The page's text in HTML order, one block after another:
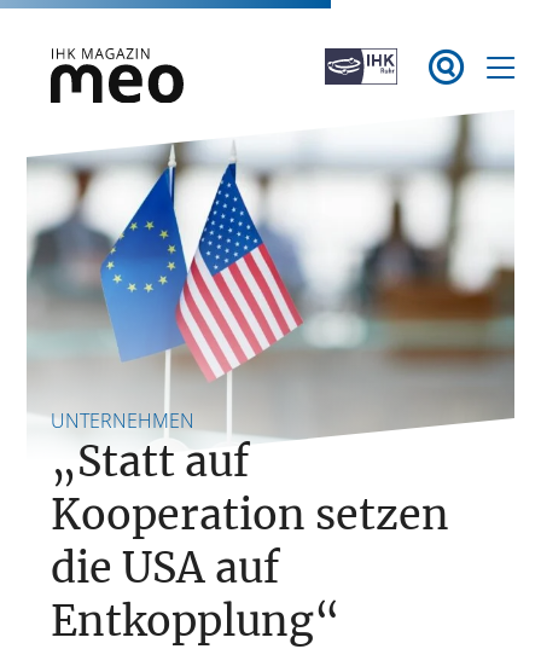

IHK Magazin meo
UNTERNEHMEN
„Statt auf
Kooperation setzen
die USA auf
Entkopplung“